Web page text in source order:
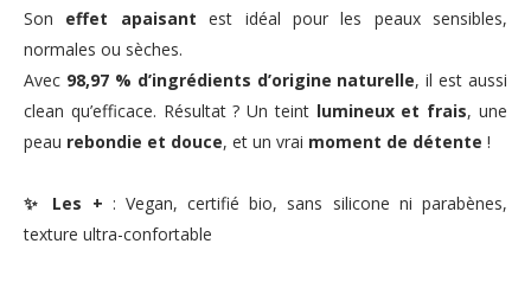
Son effet apaisant est idéal pour les peaux sensibles,
normales ou sèches.
Avec 98,97 % d’ingrédients d’origine naturelle, il est aussi
clean qu’efficace. Résultat ? Un teint lumineux et frais, une
peau rebondie et douce, et un vrai moment de détente !
✨ Les + : Vegan, certifié bio, sans silicone ni parabènes,
texture ultra-confortable